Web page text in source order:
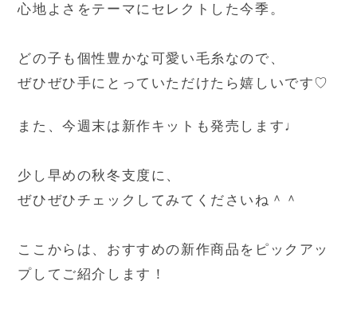
心地よさをテーマにセレクトした今季。
どの子も個性豊かな可愛い毛糸なので、
ぜひぜひ手にとっていただけたら嬉しいです♡
また、今週末は新作キットも発売します♩
少し早めの秋冬支度に、
ぜひぜひチェックしてみてくださいね＾＾
ここからは、おすすめの新作商品をピックアッ
プしてご紹介します！